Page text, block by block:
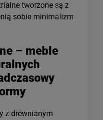
tworzone są z
sobie minimalizm
– meble
z drewnianym